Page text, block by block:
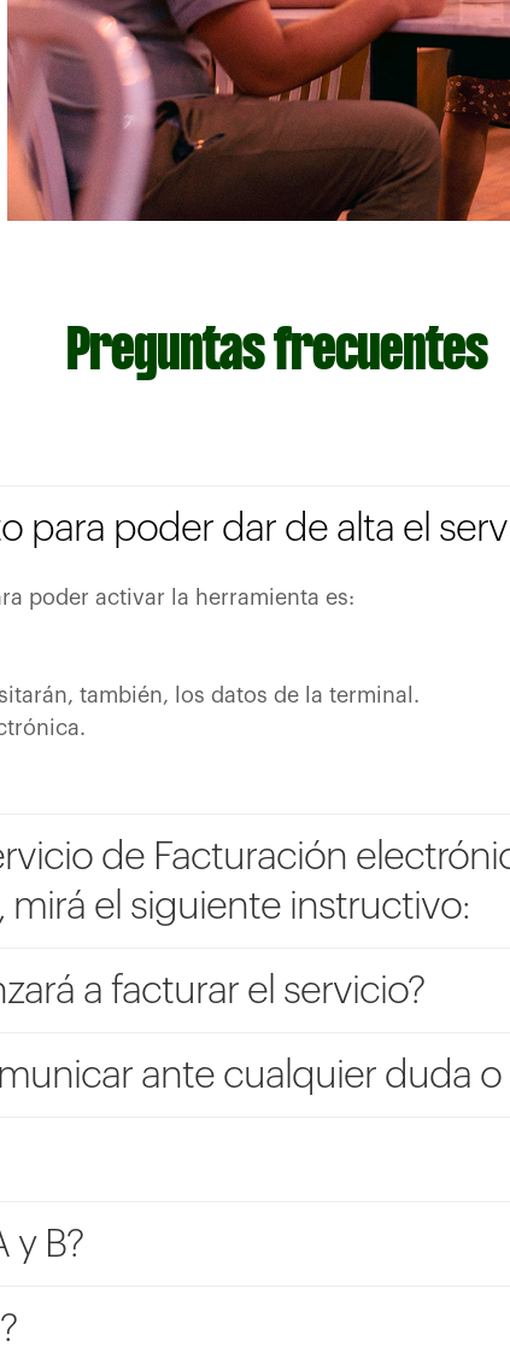
Preguntas frecuentes
poder dar de alta el
poder activar la herramienta es:
también, los datos de la terminal.
de Facturación
mirá el siguiente instructivo:
a facturar el servicio?
ante cualquier duda
y B?